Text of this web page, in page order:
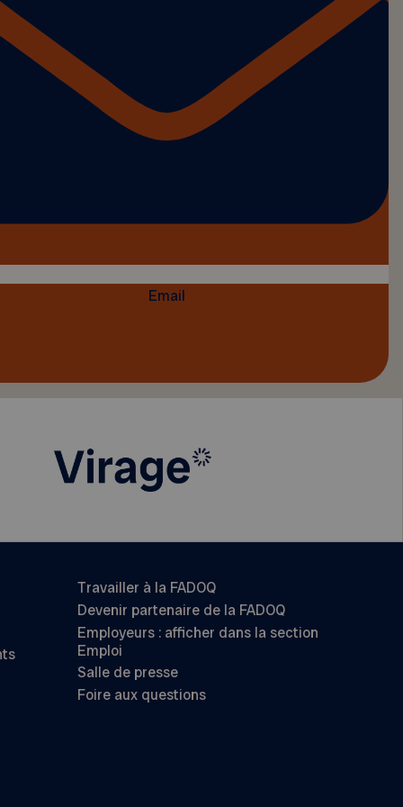
Email
Travailler à la FADOQ
Devenir partenaire de la FADOQ
Employeurs : afficher dans la section
Emploi
Salle de presse
Foire aux questions